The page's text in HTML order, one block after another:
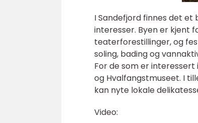
I Sandefjord finnes det
interesser. Byen er kjent
teaterforestillinger, og
soling, bading og
For de som er
og Hvalfangstmuseet. I
kan nyte lokale
Video: